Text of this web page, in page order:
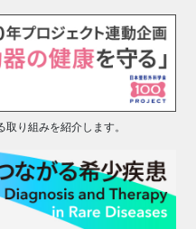
り組みを紹介します。